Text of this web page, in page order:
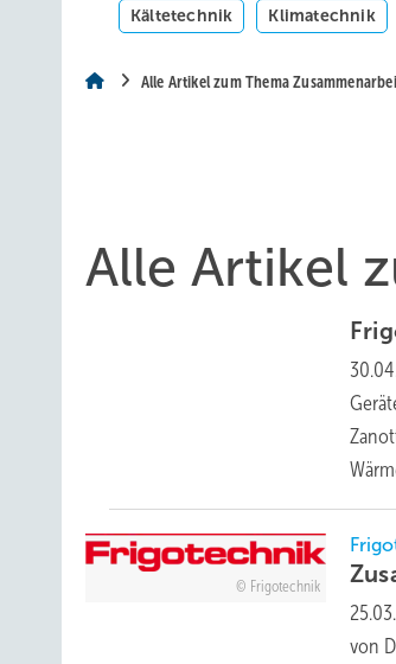
Kältetechnik Klimatechnik
Alle Artikel zum Thema
Alle Artikel
Frigotechnik
von